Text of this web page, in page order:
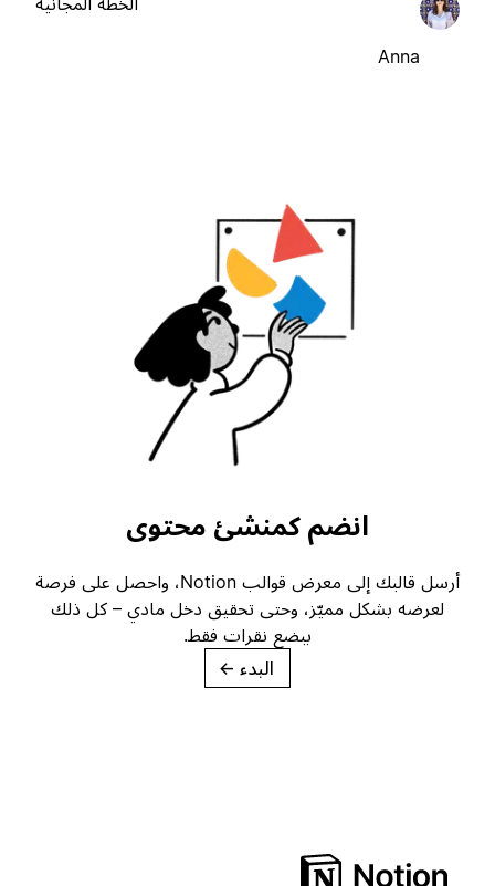
Anna
انضم كمنشئ محتوى
أرسل قالبك إلى معرض قوالب Notion، واحصل على فرصة
لعرضه بشكل مميّز، وحتى تحقيق دخل مادي – كل ذلك
ببضع نقرات فقط.
→